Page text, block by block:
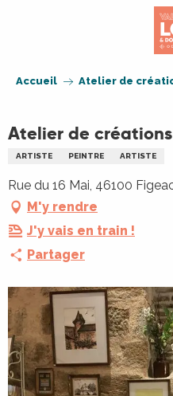
Accueil Atelier de
Atelier de créations
ARTISTE PEINTRE ARTISTE
Rue du 16 Mai, 46100
M'y rendre
J'y vais en train !
Partager